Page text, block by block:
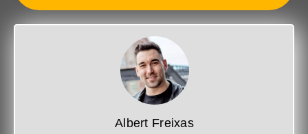
Albert Freixas